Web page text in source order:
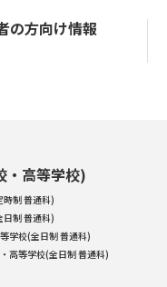
の方向け情報
・高等学校)
制 普通科)
制 普通科)
学校(全日制 普通科)
高等学校(全日制 普通科)